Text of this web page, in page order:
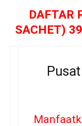
DAFTAR
SACHET)